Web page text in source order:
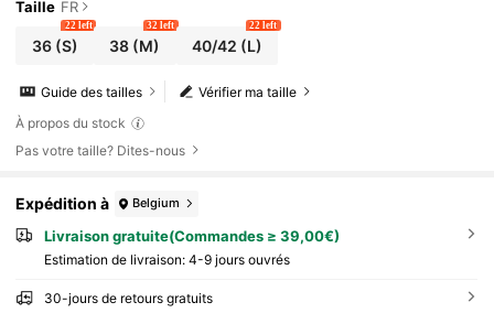
Taille FR
36(S)
22 left
38 (M)
32 left
40/42 (L)
22 left
Vérifier ma taille
Guide des tailles
À propos du stock
Pas votre taille? Dites-nous
Expédition à Belgium
Livraison gratuite(Commandes ≥ 39,00€)
Estimation de livraison: 4-9 jours ouvrés
30-jours de retours gratuits